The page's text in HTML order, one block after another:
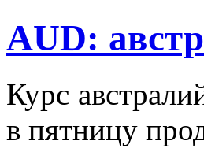
AUD:
Курс
в пятницу